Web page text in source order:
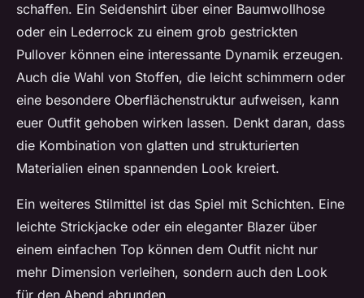
schaffen. Ein Seidenshirt über einer Baumwollhose
oder ein Lederrock zu einem grob gestrickten
Pullover können eine interessante Dynamik erzeugen.
Auch die Wahl von Stoffen, die leicht schimmern oder
eine besondere Oberflächenstruktur aufweisen, kann
euer Outfit gehoben wirken lassen. Denkt daran, dass
die Kombination von glatten und strukturierten
Materialien einen spannenden Look kreiert.
Ein weiteres Stilmittel ist das Spiel mit Schichten. Eine
leichte Strickjacke oder ein eleganter Blazer über
einem einfachen Top können dem Outfit nicht nur
mehr Dimension verleihen, sondern auch den Look